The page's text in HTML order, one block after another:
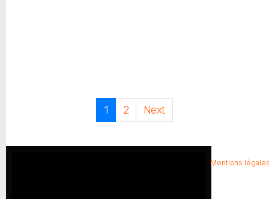
1 2 Next
Mentions